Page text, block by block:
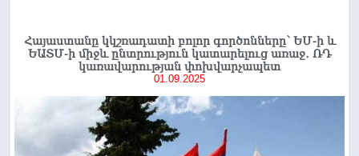
Հայաստանը կկշռադատի բոլոր գործոնները՝ ԵՄ-ի և
ԵԱՏՄ-ի միջև ընտրություն կատարելուց առաջ․ ՌԴ
կառավարության փոխվարչապետ
01.09.2025